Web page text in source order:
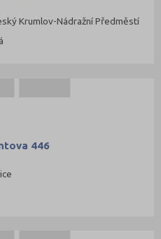
Krumlov-Nádražní Předměstí
446